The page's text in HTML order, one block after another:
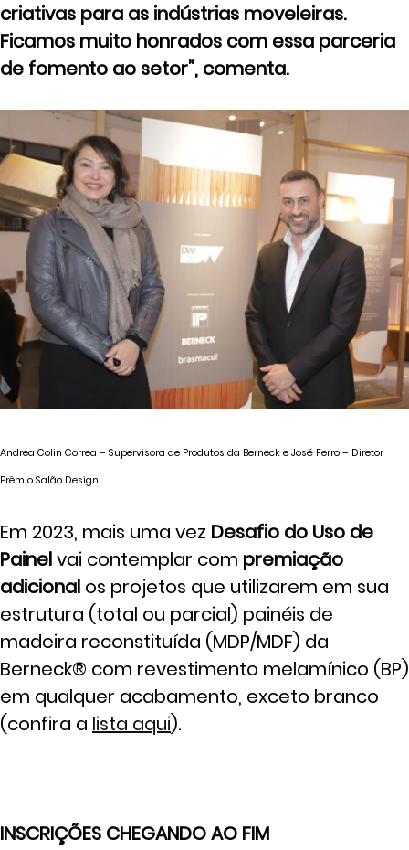
criativas para as indústrias moveleiras.
Ficamos muito honrados com essa parceria
de fomento ao setor”, comenta.
Andrea Colin Correa – Supervisora de Produtos da Berneck e José Ferro – Diretor
Prêmio Salão Design
Em 2023, mais uma vez Desafio do Uso de
Painelvai contemplar com premiação
adicional os projetos que utilizarem em sua
estrutura (total ou parcial) painéis de
madeira reconstituída (MDP/MDF) da
Berneck® com revestimento melamínico (BP)
em qualquer acabamento, exceto branco
(confira a lista aqui).
INSCRIÇÕES CHEGANDO AO FIM